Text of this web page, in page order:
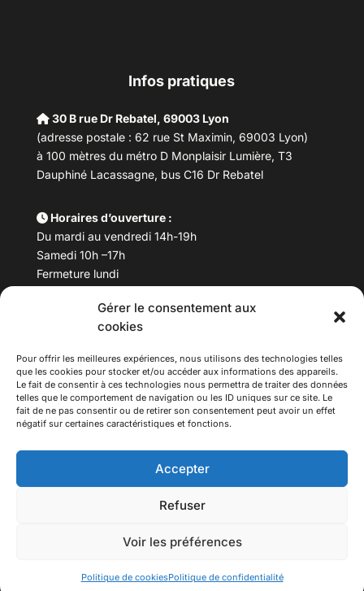
Gérer le consentement aux
cookies
Pour offrir les meilleures expériences, nous utilisons des technologies telles
que les cookies pour stocker et/ou accéder aux informations des appareils.
Le fait de consentir à ces technologies nous permettra de traiter des données
telles que le comportement de navigation ou les ID uniques sur ce site. Le
fait de ne pas consentir ou de retirer son consentement peut avoir un effet
négatif sur certaines caractéristiques et fonctions.
Accepter
Refuser
Voir les préférences
Politique de cookiesPolitique de confidentialité
Infos pratiques
30 B rue Dr Rebatel, 69003 Lyon
(adresse postale : 62 rue St Maximin, 69003 Lyon)
à 100 mètres du métro D Monplaisir Lumière, T3
Dauphiné Lacassagne, bus C16 Dr Rebatel
Horaires d’ouverture :
Du mardi au vendredi 14h-19h
Samedi 10h –17h
Fermeture lundi
Téléphone : 04 78 53 06 40
maisondesculturesasiatiques@asiexpo.com
Tous droits réservés.